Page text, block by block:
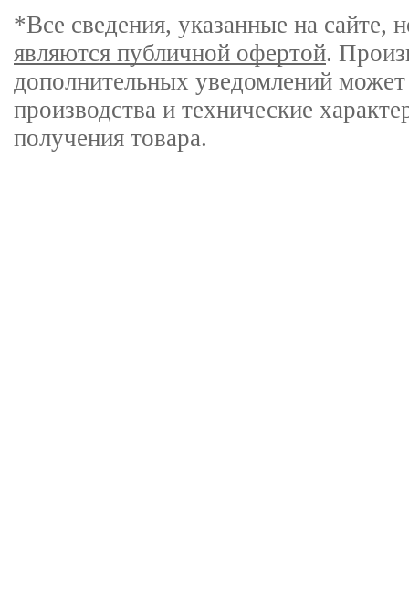
*Все сведения, указанные на
являются публичной офертой.
дополнительных уведомлений
производства и технические
получения товара.